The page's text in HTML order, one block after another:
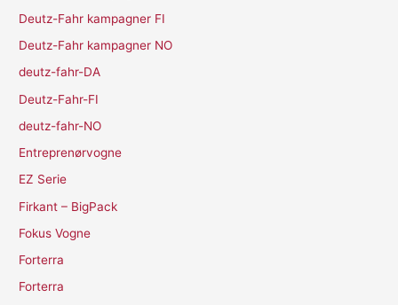
Deutz-Fahr kampagner FI
Deutz-Fahr kampagner NO
deutz-fahr-DA
Deutz-Fahr-FI
deutz-fahr-NO
Entreprenørvogne
EZ Serie
Firkant – BigPack
Fokus Vogne
Forterra
Forterra